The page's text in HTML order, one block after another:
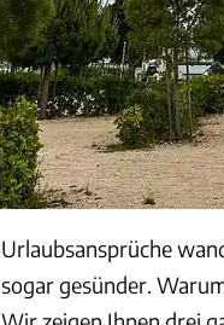
Urlaubsansprüche
sogar gesünder.